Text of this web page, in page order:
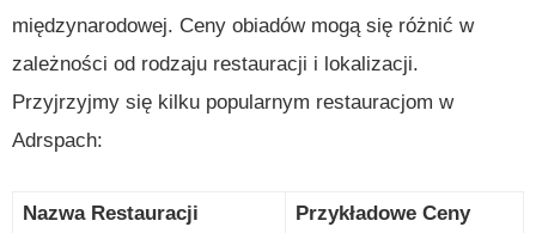
międzynarodowej. Ceny obiadów mogą się różnić w
zależności od rodzaju restauracji i lokalizacji.
Przyjrzyjmy się kilku popularnym restauracjom w
Adrspach:
Nazwa Restauracji
Przykładowe Ceny